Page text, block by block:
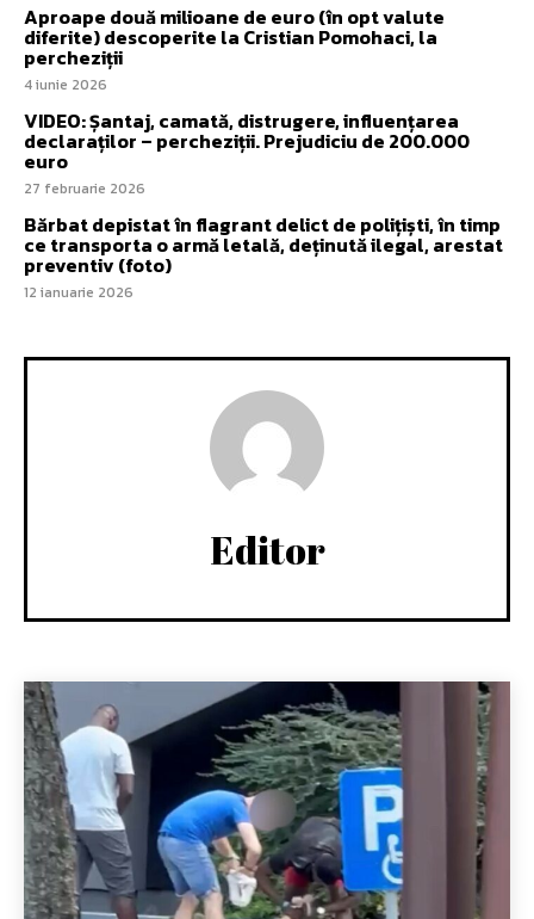
Aproape două milioane de euro (în opt valute
diferite) descoperite la Cristian Pomohaci, la
percheziții
4 iunie 2026
VIDEO: Șantaj, camată, distrugere, influențarea
declaraților – percheziții. Prejudiciu de 200.000
euro
27 februarie 2026
Bărbat depistat în flagrant delict de polițiști, în timp
ce transporta o armă letală, deținută ilegal, arestat
preventiv (foto)
12 ianuarie 2026
Editor